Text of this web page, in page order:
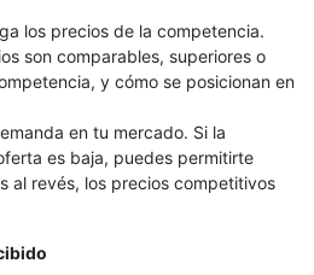
los precios de la competencia.
son comparables, superiores o
y cómo se posicionan en
en tu mercado. Si la
es baja, puedes permitirte
al revés, los precios competitivos